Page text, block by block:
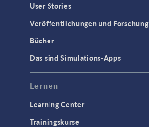
User Stories
Veröffentlichungen und Forschung
Bücher
Das sind Simulations-Apps
Lernen
Learning Center
Trainingskurse